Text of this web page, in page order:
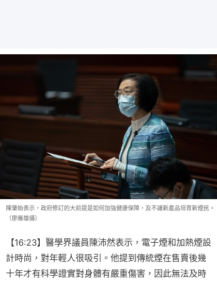
陳肇始表示，政府修訂的大前提是如何加強健康保障，及不讓新產品培育新煙民。
（廖雁雄攝）
【16:23】醫學界議員陳沛然表示，電子煙和加熱煙設
計時尚，對年輕人很吸引。他提到傳統煙在售賣後幾
十年才有科學證實對身體有嚴重傷害，因此無法及時